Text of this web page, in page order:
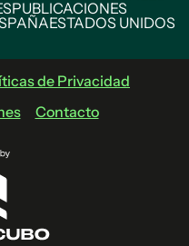
PUBLICACIONES
ESTADOS UNIDOS
de Privacidad
Contacto